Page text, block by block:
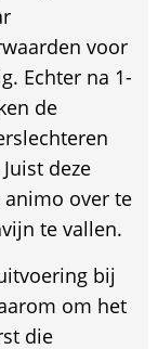
voor
Echter na 1-
de
deze
over te
te vallen.
bij
om het
die